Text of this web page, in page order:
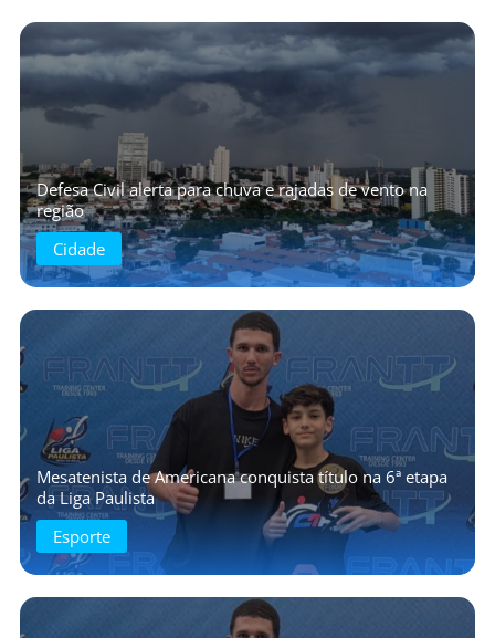
Defesa Civil alerta para chuva e rajadas de vento na
região
Cidade
Mesatenista de Americana conquista título na 6ª etapa
da Liga Paulista
Esporte